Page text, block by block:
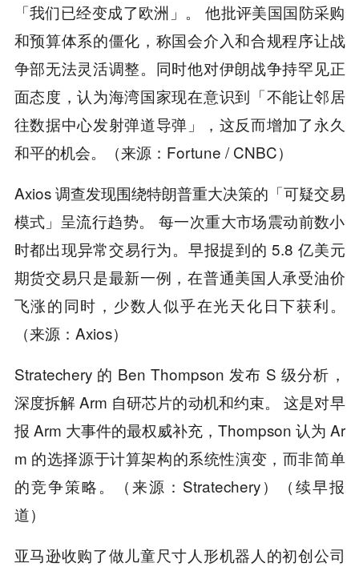
「我们已经变成了欧洲」。 他批评美国国防采购
和预算体系的僵化，称国会介入和合规程序让战
争部无法灵活调整。同时他对伊朗战争持罕见正
面态度，认为海湾国家现在意识到「不能让邻居
往数据中心发射弹道导弹」，这反而增加了永久
和平的机会。（来源：Fortune / CNBC）
Axios 调查发现围绕特朗普重大决策的「可疑交易
模式」呈流行趋势。 每一次重大市场震动前数小
时都出现异常交易行为。早报提到的 5.8 亿美元
期货交易只是最新一例，在普通美国人承受油价
飞涨的同时，少数人似乎在光天化日下获利。
（来源：Axios）
Stratechery 的 Ben Thompson 发布 S 级分析，
深度拆解 Arm 自研芯片的动机和约束。 这是对早
报 Arm 大事件的最权威补充，Thompson 认为 Ar
m 的选择源于计算架构的系统性演变，而非简单
的竞争策略。（来源：Stratechery）（续早报
道）
亚马逊收购了做儿童尺寸人形机器人的初创公司